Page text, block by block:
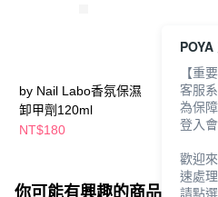
by Nail Labo香氛保濕
卸甲劑120ml
NT$180
by Nail
凝膠7g-
NT$360
你可能有興趣的商品 全站排
【重
客服
為保
登入
歡迎
速處
請點